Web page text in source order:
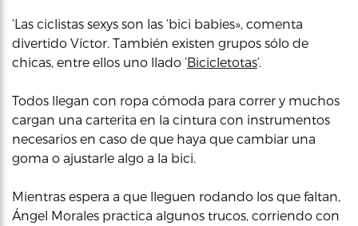
‘Las ciclistas sexys son las ‘bici babies», comenta
divertido Víctor. También existen grupos sólo de
chicas, entre ellos uno llado ‘Bicicletotas‘.
Todos llegan con ropa cómoda para correr y muchos
cargan una carterita en la cintura con instrumentos
necesarios en caso de que haya que cambiar una
goma o ajustarle algo a la bici.
Mientras espera a que lleguen rodando los que faltan,
Ángel Morales practica algunos trucos, corriendo con